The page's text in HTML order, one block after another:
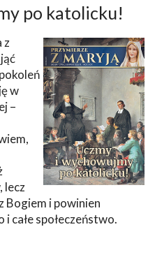
po katolicku!
z
w
–
lecz
Bogiem i powinien
i całe społeczeństwo.